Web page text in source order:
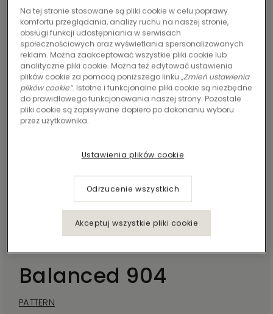
Balanced 904
PATTERN
Na tej stronie stosowane są pliki cookie w celu poprawy
komfortu przeglądania, analizy ruchu na naszej stronie,
obsługi funkcji udostępniania w serwisach
społecznościowych oraz wyświetlania spersonalizowanych
reklam. Można zaakceptować wszystkie pliki cookie lub
analityczne pliki cookie. Można też edytować ustawienia
plików cookie za pomocą poniższego linku„Zmień ustawienia
plików cookie”. Istotne i funkcjonalne pliki cookie są niezbędne
do prawidłowego funkcjonowania naszej strony. Pozostałe
pliki cookie są zapisywane dopiero po dokonaniu wyboru
przez użytkownika.
Ustawienia plików cookie
Odrzucenie wszystkich
Akceptuj wszystkie pliki cookie